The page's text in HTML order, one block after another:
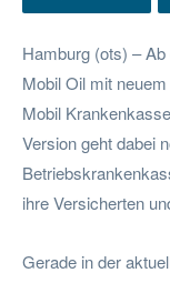
Hamburg (ots) –
Mobil Oil mit
Mobil
Version geht dabei
ihre Versicherten
Gerade in der